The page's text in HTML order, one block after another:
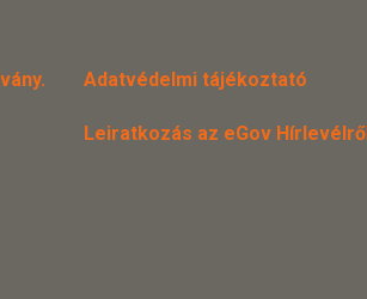
Adatvédelmi tájékoztató
Leiratkozás az eGov Hírlevélről